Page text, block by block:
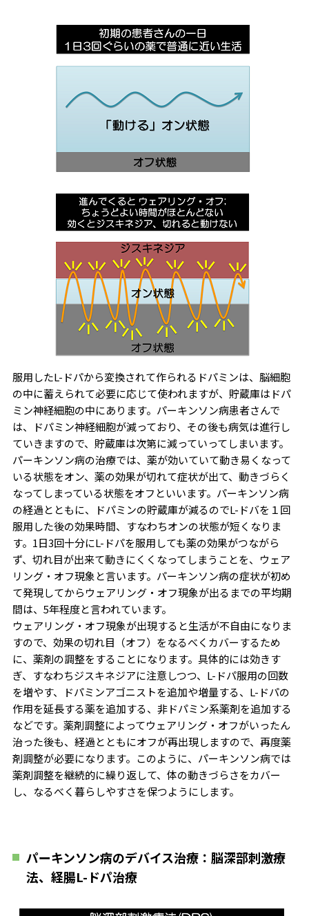
服用したL-ドパから変換されて作られるドパミンは、脳細胞
の中に蓄えられて必要に応じて使われますが、貯蔵庫はドパ
ミン神経細胞の中にあります。パーキンソン病患者さんで
は、ドパミン神経細胞が減っており、その後も病気は進行し
ていきますので、貯蔵庫は次第に減っていってしまいます。
パーキンソン病の治療では、薬が効いていて動き易くなって
いる状態をオン、薬の効果が切れて症状が出て、動きづらく
なってしまっている状態をオフといいます。パーキンソン病
の経過とともに、ドパミンの貯蔵庫が減るのでL-ドバを１回
服用した後の効果時間、すなわちオンの状態が短くなりま
す。1日3回十分にL-ドパを服用しても薬の効果がつながら
ず、切れ目が出来て動きにくくなってしまうことを、ウェア
リング・オフ現象と言います。パーキンソン病の症状が初め
て発現してからウェアリング・オフ現象が出るまでの平均期
間は、5年程度と言われています。
ウェアリング・オフ現象が出現すると生活が不自由になりま
すので、効果の切れ目（オフ）をなるべくカバーするため
に、薬剤の調整をすることになります。具体的には効きす
ぎ、すなわちジスキネジアに注意しつつ、L-ドパ服用の回数
を増やす、ドパミンアゴニストを追加や増量する、L-ドパの
作用を延長する薬を追加する、非ドパミン系薬剤を追加する
などです。薬剤調整によってウェアリング・オフがいったん
治った後も、経過とともにオフが再出現しますので、再度薬
剤調整が必要になります。このように、パーキンソン病では
薬剤調整を継続的に繰り返して、体の動きづらさをカバー
し、なるべく暮らしやすさを保つようにします。
パーキンソン病のデバイス治療：脳深部刺激療
法、経腸L-ドパ治療